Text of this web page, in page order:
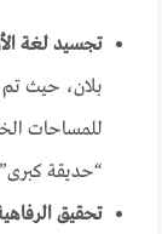
تجسيد لغة
بلان، حيث
للمساحات
“حديقة
تحقيق